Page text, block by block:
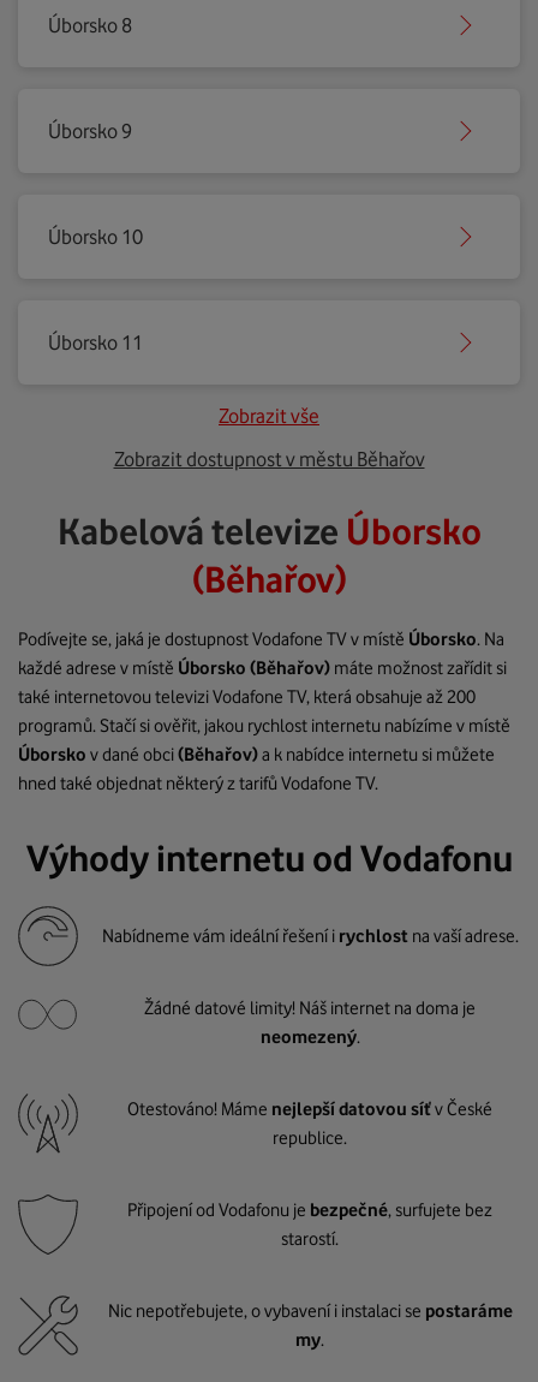
Úborsko 8
Úborsko 9
Úborsko 10
Úborsko 11
Zobrazit vše
Zobrazit dostupnost v městu Běhařov
Kabelová televize Úborsko
(Běhařov)
Podívejte se, jaká je dostupnost Vodafone TV v místě Úborsko. Na
každé adrese v místě Úborsko (Běhařov) máte možnost zařídit si
také internetovou televizi Vodafone TV, která obsahuje až 200
programů. Stačí si ověřit, jakou rychlost internetu nabízíme v místě
Úborsko v dané obci(Běhařov)a k nabídce internetu si můžete
hned také objednat některý z tarifů Vodafone TV.
Výhody internetu od Vodafonu
Nabídneme vám ideální řešení i rychlost na vaší adrese.
Žádné datové limity! Náš internet na doma je
neomezený.
Otestováno! Máme nejlepší datovou síťv České
republice.
Připojení od Vodafonu je bezpečné, surfujete bez
starostí.
Nic nepotřebujete, o vybavení i instalaci se postaráme
my.